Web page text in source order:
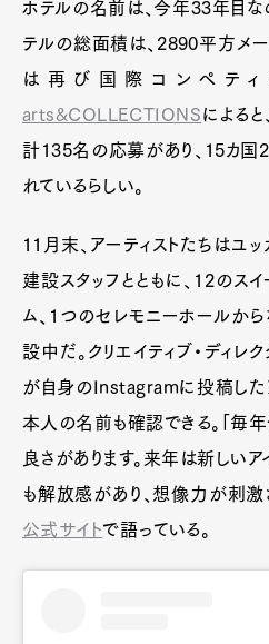
ホテルの名前は、今年33年目な
テルの総面積は、2890平方メー
は再び国際コンペティ
arts&COLLECTIONSによる
計135名の応募があり、15カ国
れているらしい。
11月末、アーティストたちはユ
建設スタッフとともに、12のス
ム、1つのセレモニーホールか
設中だ。クリエイティブ・ディレ
が自身のInstagramに投稿したア
本人の名前も確認できる。「毎
良さがあります。来年は新しいア
も解放感があり、想像力が刺激
公式サイトで語っている。